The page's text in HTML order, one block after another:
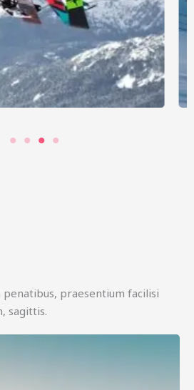
praesentium facilisi
sagittis.